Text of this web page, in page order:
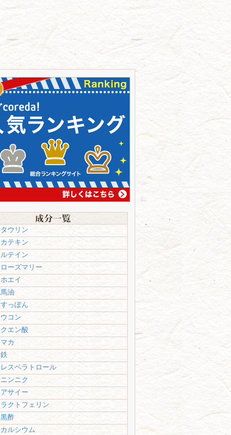
タウリン
カテキン
ルテイン
ローズマリー
ホエイ
馬油
すっぽん
ウコン
クエン酸
マカ
鉄
レスベラトロール
ニンニク
アサイー
ラクトフェリン
黒酢
カルシウム